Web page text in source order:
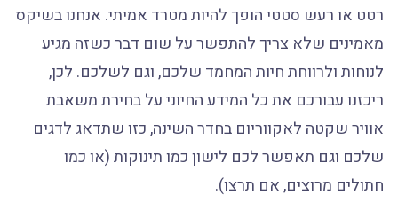
רטט או רעש סטטי הופך להיות מטרד אמיתי. אנחנו בשיקס
מאמינים שלא צריך להתפשר על שום דבר כשזה מגיע
לנוחות ולרווחת חיות המחמד שלכם, וגם לשלכם. לכן,
ריכזנו עבורכם את כל המידע החיוני על בחירת משאבת
אוויר שקטה לאקווריום בחדר השינה, כזו שתדאג לדגים
שלכם וגם תאפשר לכם לישון כמו תינוקות (או כמו
חתולים מרוצים, אם תרצו).